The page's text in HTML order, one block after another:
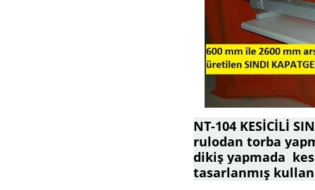
NT-104 KESİCİLİ
rulodan torba
dikiş yapmada
tasarlanmış